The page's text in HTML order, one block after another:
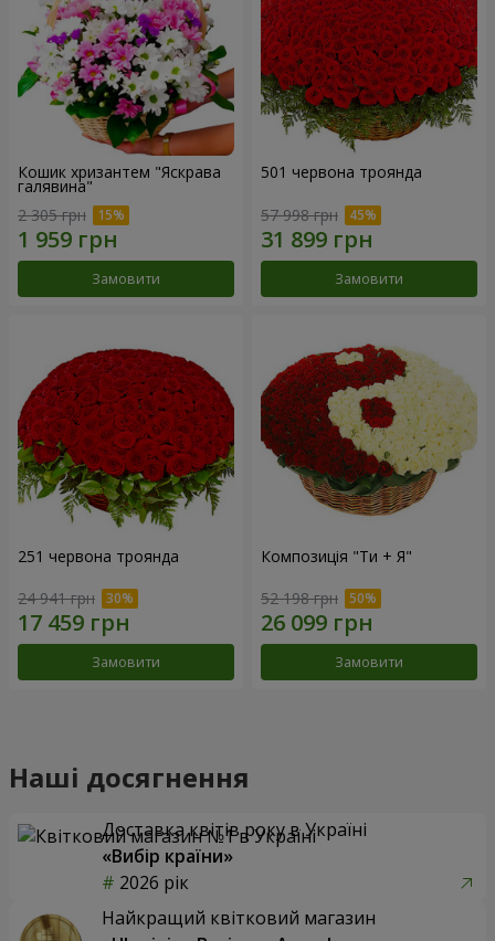
Кошик хризантем "Яскрава
галявина"
2 305 грн
Замовити
501 червона троянда
57 998 грн
Замовити
251 червона троянда
24 941 грн
Замовити
Композиція "Ти + Я"
52 198 грн
Замовити
Наші досягнення
Доставка квітів року в Україні
«Вибір країни»
2026 рік
Найкращий квітковий магазин